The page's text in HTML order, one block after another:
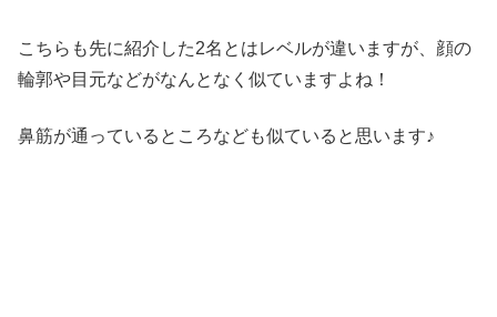
こちらも先に紹介した2名とはレベルが違いますが、顔の
輪郭や目元などがなんとなく似ていますよね！
鼻筋が通っているところなども似ていると思います♪